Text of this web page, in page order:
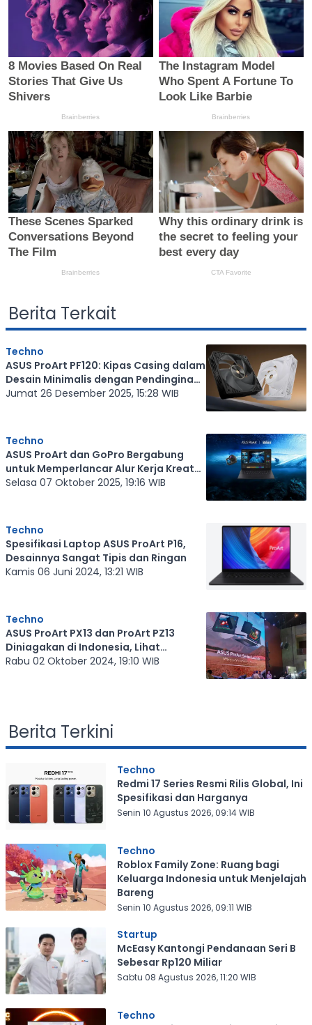
Berita Terkait
Techno
ASUS ProArt PF120: Kipas Casing dalam
Desain Minimalis dengan Pendinginan
Optimal
Jumat 26 Desember 2025, 15:28 WIB
Techno
ASUS ProArt dan GoPro Bergabung
untuk Memperlancar Alur Kerja Kreator
dengan AI
Selasa 07 Oktober 2025, 19:16 WIB
Techno
Spesifikasi Laptop ASUS ProArt P16,
Desainnya Sangat Tipis dan Ringan
Kamis 06 Juni 2024, 13:21 WIB
Techno
ASUS ProArt PX13 dan ProArt PZ13
Diniagakan di Indonesia, Lihat
Spesifikasinya
Rabu 02 Oktober 2024, 19:10 WIB
Berita Terkini
Techno
Redmi 17 Series Resmi Rilis Global, Ini
Spesifikasi dan Harganya
Senin 10 Agustus 2026, 09:14 WIB
Techno
Roblox Family Zone: Ruang bagi
Keluarga Indonesia untuk Menjelajah
Bareng
Senin 10 Agustus 2026, 09:11 WIB
Startup
McEasy Kantongi Pendanaan Seri B
Sebesar Rp120 Miliar
Sabtu 08 Agustus 2026, 11:20 WIB
Techno